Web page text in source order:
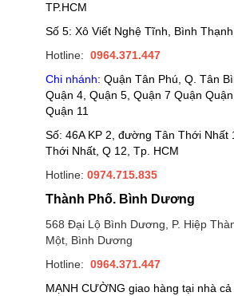
TP.HCM
Số 5: Xô Viết Nghệ Tĩnh, Bình
Hotline: 0964.371.447
Chi nhánh: Quận Tân Phú, Q. Tân
Quận 4, Quận 5, Quận 7 Quận
Quận 11
Số: 46A KP 2, đường Tân Thới Nhất
Thới Nhất, Q 12, Tp. HCM
Hotline: 0974.715.835
Thành Phố. Bình Dương
568 Đại Lộ Bình Dương, P. Hiệp
Một, Bình Dương
Hotline: 0964.371.447
MẠNH CƯỜNG giao hàng tại nhà